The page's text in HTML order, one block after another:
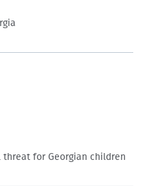
threat for Georgian children